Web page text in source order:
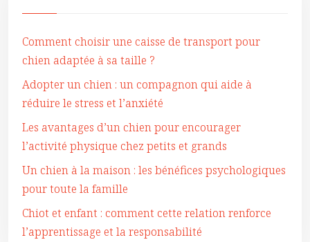
Comment choisir une caisse de transport pour
chien adaptée à sa taille ?
Adopter un chien : un compagnon qui aide à
réduire le stress et l’anxiété
Les avantages d’un chien pour encourager
l’activité physique chez petits et grands
Un chien à la maison : les bénéfices psychologiques
pour toute la famille
Chiot et enfant : comment cette relation renforce
l’apprentissage et la responsabilité